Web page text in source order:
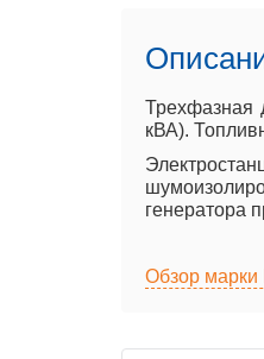
Трехфазная
кВА).
генератора
Обзор марки